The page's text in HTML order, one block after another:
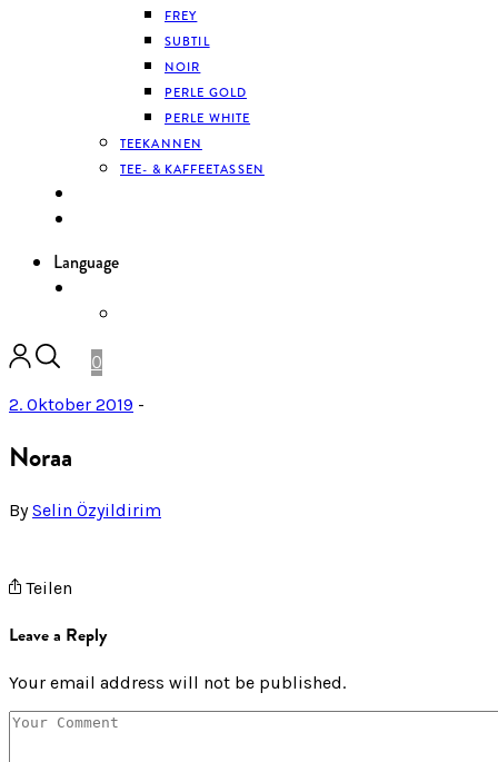
FREY
SUBTIL
NOIR
PERLE GOLD
PERLE WHITE
TEEKANNEN
TEE- & KAFFEETASSEN
Language
0
2. Oktober 2019 -
Noraa
BySelin Özyildirim
Teilen
Leave a Reply
Your email address will not be published.